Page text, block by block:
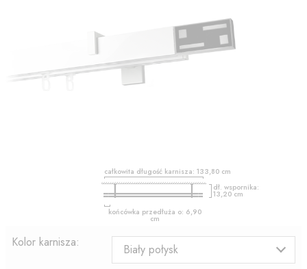
całkowita długość karnisza: 133,80cm
dł. wspornika:
13,20cm
końcówka przedłuża o: 6,90
cm
Kolor karnisza:
Biały połysk